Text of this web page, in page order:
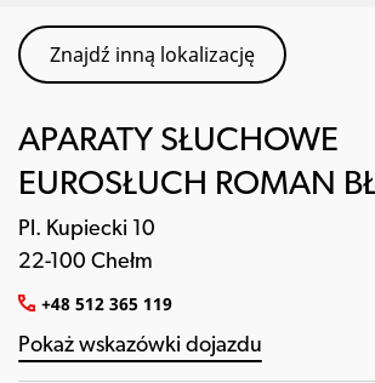
Znajdź inną lokalizację
APARATY SŁUCHOWE
EUROSŁUCH ROMAN
Pl. Kupiecki 10
22-100 Chełm
+48 512 365 119
Pokaż wskazówki dojazdu